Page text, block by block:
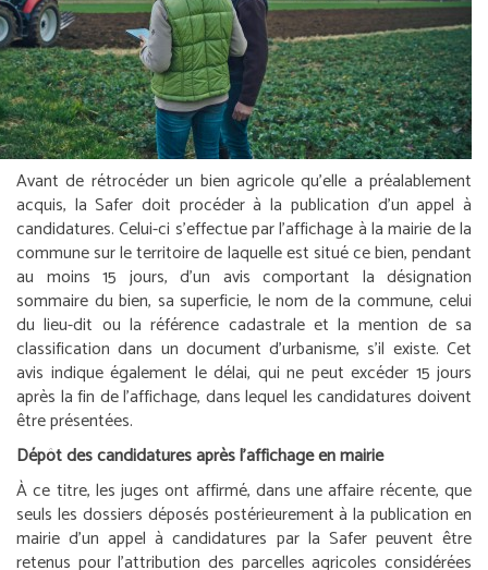
Avant de rétrocéder un bien agricole qu’elle a préalablement
acquis, la Safer doit procéder à la publication d’un appel à
candidatures. Celui-ci s’effectue par l’affichage à la mairie de la
commune sur le territoire de laquelle est situé ce bien, pendant
au moins 15 jours, d’un avis comportant la désignation
sommaire du bien, sa superficie, le nom de la commune, celui
du lieu-dit ou la référence cadastrale et la mention de sa
classification dans un document d’urbanisme, s’il existe. Cet
avis indique également le délai, qui ne peut excéder 15 jours
après la fin de l’affichage, dans lequel les candidatures doivent
être présentées.
Dépôt des candidatures après l’affichage en mairie
À ce titre, les juges ont affirmé, dans une affaire récente, que
seuls les dossiers déposés postérieurement à la publication en
mairie d’un appel à candidatures par la Safer peuvent être
retenus pour l’attribution des parcelles agricoles considérées